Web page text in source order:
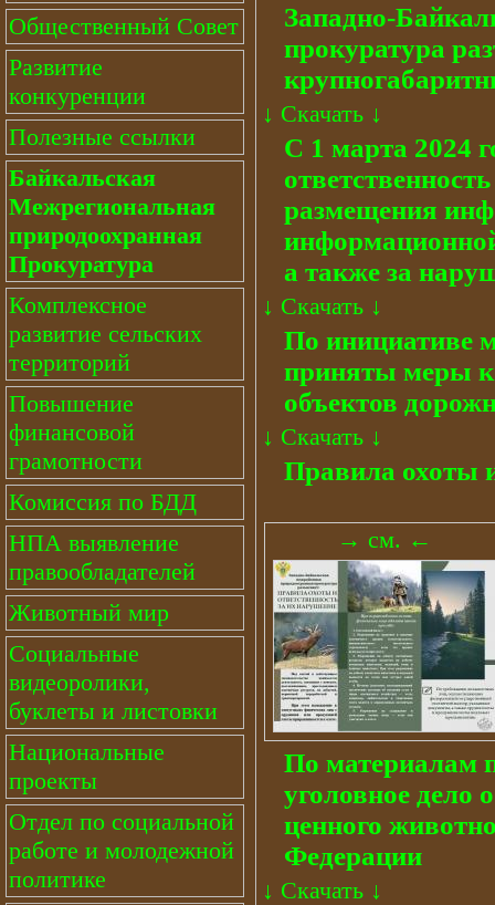
Общественный Совет
Развитие
конкуренции
Полезные ссылки
Байкальская
Межрегиональная
природоохранная
Прокуратура
Комплексное
развитие сельских
территорий
Повышение
финансовой
грамотности
Комиссия по БДД
НПА выявление
правообладателей
Животный мир
Социальные
видеоролики,
буклеты и листовки
Национальные
проекты
Отдел по социальной
работе и молодежной
политике
Западно-
прокуратура
↓ Скачать ↓
С 1 марта 2024
размещения
а также за
↓ Скачать ↓
По инициативе
приняты меры к
объектов
↓ Скачать ↓
Правила охоты
→ см. ←
По материалам
уголовное дело
ценного
Федерации
↓ Скачать ↓